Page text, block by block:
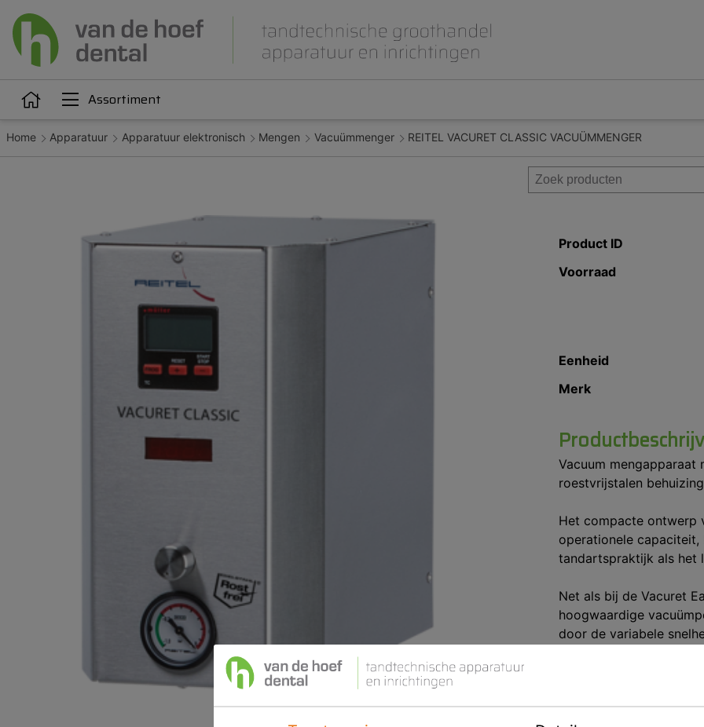
Assortiment
Articulatie Attachments Beet- en lepelplaten
CAD CAM / 3D
Gips en inbedmassa
Implantologie
Meubilair en inrichting
Modelleren en
Polijsten
Home Apparatuur Apparatuur elektronisch Mengen Vacuümmenger REITEL VACURET CLASSIC VACUÜMMENGER
Product ID
Voorraad
Eenheid
Merk
Vacuum mengapparaat
roestvrijstalen
Het compacte ontwerp
operationele
tandartspraktijk als het
Net als bij de Vacuret
hoogwaardige
door de variabele
mengtijd tot op de
ook het